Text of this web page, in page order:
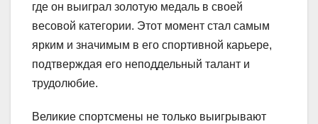
где он выиграл золотую медаль в своей
весовой категории. Этот момент стал самым
ярким и значимым в его спортивной карьере,
подтверждая его неподдельный талант и
трудолюбие.
Великие спортсмены не только выигрывают